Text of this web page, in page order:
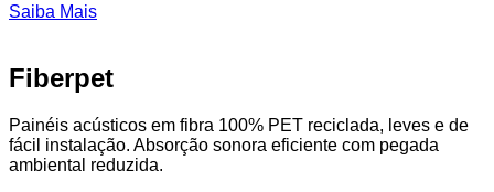
Saiba Mais
Fiberpet
Painéis acústicos em fibra 100% PET reciclada, leves e de
fácil instalação. Absorção sonora eficiente com pegada
ambiental reduzida.